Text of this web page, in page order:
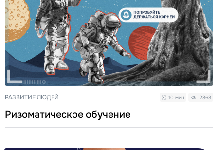
РАЗВИТИЕ ЛЮДЕЙ 10 мин 2363
Ризоматическое обучение